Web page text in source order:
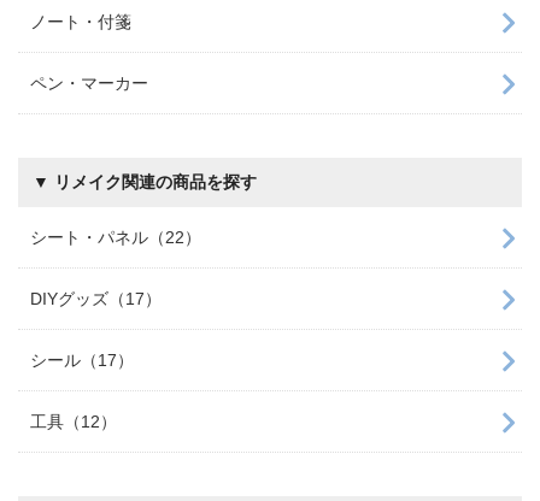
ノート・付箋
ペン・マーカー
▼ リメイク関連の商品を探す
シート・パネル（22）
DIYグッズ（17）
シール（17）
工具（12）